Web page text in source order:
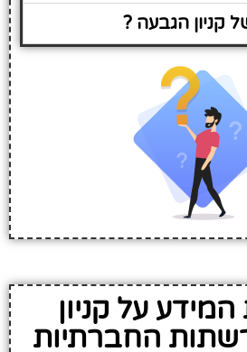
קניון הגבעה ?
על קניון
החברתיות